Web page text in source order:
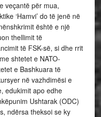
veçantë për mua,
‘Hamvi’ do të jenë në
është e një
thellimit të
të FSK-së, si dhe rrit
shtetet e NATO-
e Bashkuara të
në vazhdimësi e
edukimit apo edhe
Ushtarak (ODC)
ndërsa theksoi se ky